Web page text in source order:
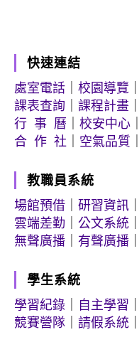
快速連結
處室電話
校園導覽
課表查詢
課程計畫
行 事 曆
校安中心
合 作 社
空氣品質
教職員系統
場館預借
研習資訊
雲端差勤
公文系統
無聲廣播
有聲廣播
學生系統
學習紀錄
自主學習
競賽營隊
請假系統